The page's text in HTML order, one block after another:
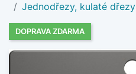
Jednodřezy, kulaté dřezy
DOPRAVA ZDARMA